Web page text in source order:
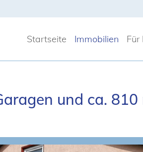
Startseite Immobilien Für
und ca.